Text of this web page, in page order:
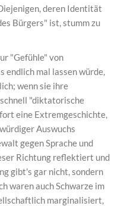
deren Identität
Bürgers" ist, stumm zu
"Gefühle" von
endlich mal lassen würde,
wenn sie ihre
"diktatorische
eine Extremgeschichte,
Auswuchs
gegen Sprache und
Richtung reflektiert und
gibt's gar nicht, sondern
waren auch Schwarze im
marginalisiert,